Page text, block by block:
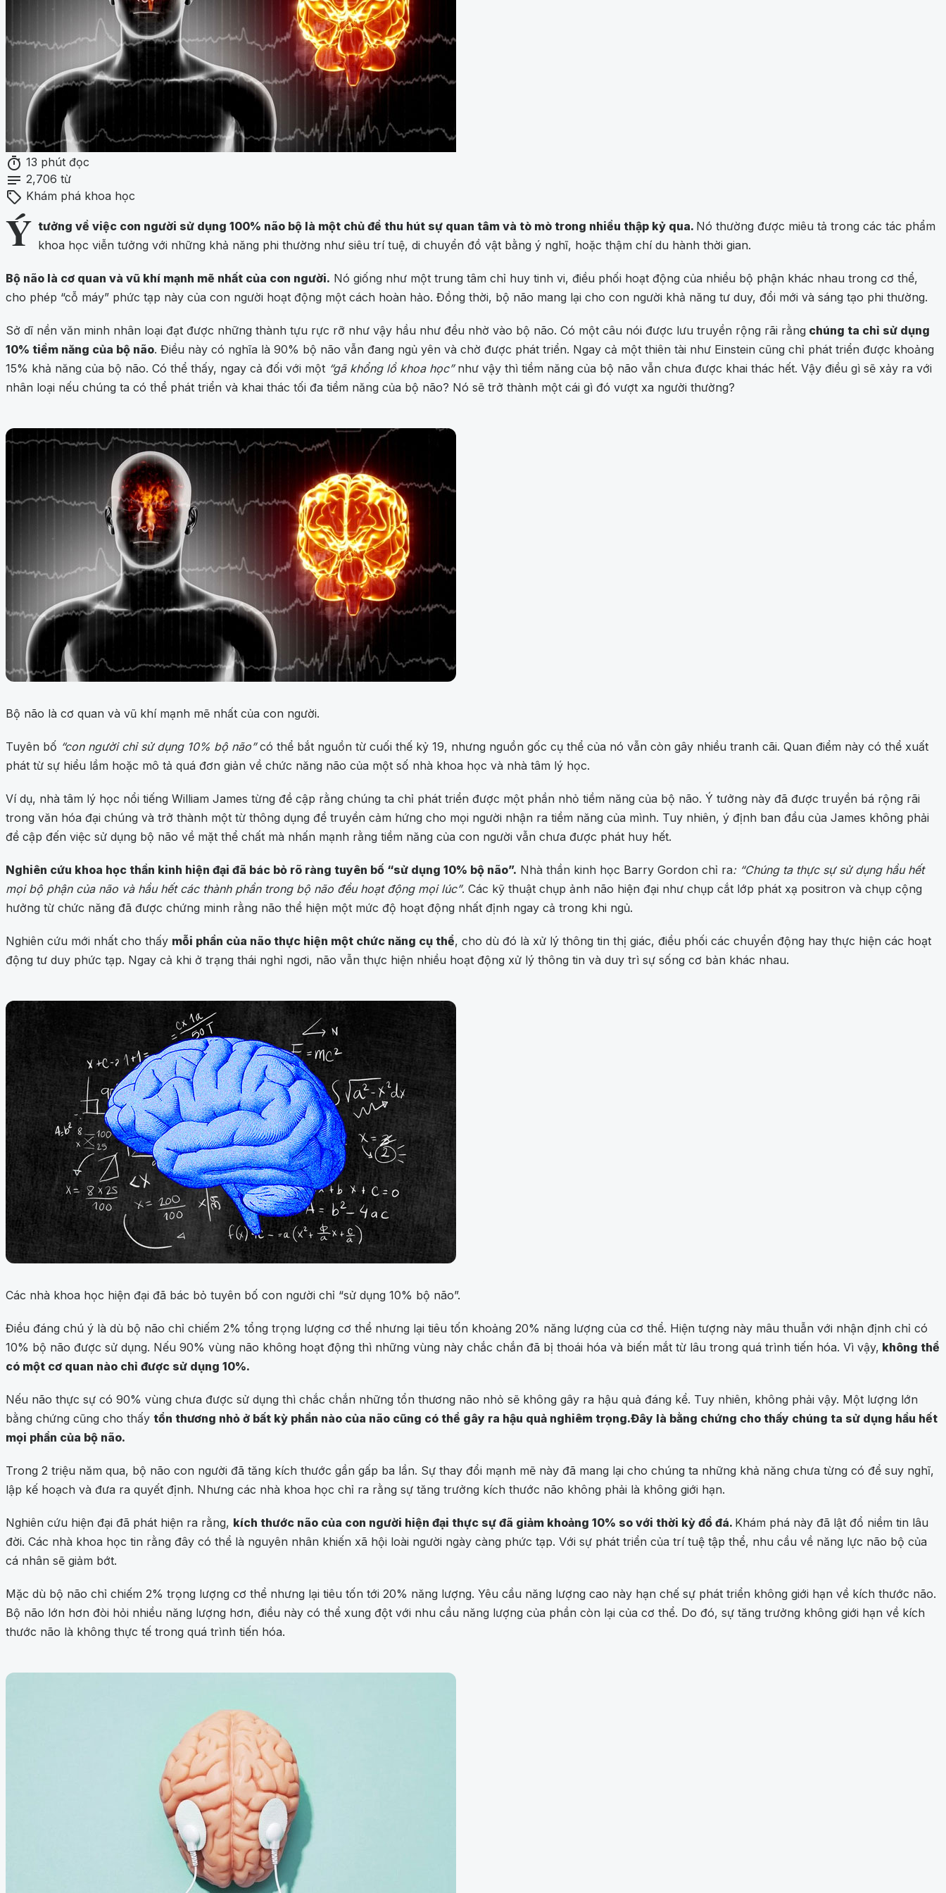
timer 13 phút đọc
notes 2,706 từ
sell Khám phá khoa học
Ý tưởng về việc con người sử dụng 100% não bộ là một chủ đề thu hút sự quan tâm và tò mò trong nhiều thập kỷ qua. Nó thường được miêu tả trong các tác phẩm
khoa học viễn tưởng với những khả năng phi thường như siêu trí tuệ, di chuyển đồ vật bằng ý nghĩ, hoặc thậm chí du hành thời gian.
Bộ não là cơ quan và vũ khí mạnh mẽ nhất của con người. Nó giống như một trung tâm chỉ huy tinh vi, điều phối hoạt động của nhiều bộ phận khác nhau trong cơ thể,
cho phép “cỗ máy” phức tạp này của con người hoạt động một cách hoàn hảo. Đồng thời, bộ não mang lại cho con người khả năng tư duy, đổi mới và sáng tạo phi thường.
Sở dĩ nền văn minh nhân loại đạt được những thành tựu rực rỡ như vậy hầu như đều nhờ vào bộ não. Có một câu nói được lưu truyền rộng rãi rằng chúng ta chỉ sử dụng
10% tiềm năng của bộ não. Điều này có nghĩa là 90% bộ não vẫn đang ngủ yên và chờ được phát triển. Ngay cả một thiên tài như Einstein cũng chỉ phát triển được khoảng
15% khả năng của bộ não. Có thể thấy, ngay cả đối với một “gã khổng lồ khoa học” như vậy thì tiềm năng của bộ não vẫn chưa được khai thác hết. Vậy điều gì sẽ xảy ra với
nhân loại nếu chúng ta có thể phát triển và khai thác tối đa tiềm năng của bộ não? Nó sẽ trở thành một cái gì đó vượt xa người thường?
Bộ não là cơ quan và vũ khí mạnh mẽ nhất của con người.
Tuyên bố “con người chỉ sử dụng 10% bộ não”có thể bắt nguồn từ cuối thế kỷ 19, nhưng nguồn gốc cụ thể của nó vẫn còn gây nhiều tranh cãi. Quan điểm này có thể xuất
phát từ sự hiểu lầm hoặc mô tả quá đơn giản về chức năng não của một số nhà khoa học và nhà tâm lý học.
Ví dụ, nhà tâm lý học nổi tiếng William James từng đề cập rằng chúng ta chỉ phát triển được một phần nhỏ tiềm năng của bộ não. Ý tưởng này đã được truyền bá rộng rãi
trong văn hóa đại chúng và trở thành một từ thông dụng để truyền cảm hứng cho mọi người nhận ra tiềm năng của mình. Tuy nhiên, ý định ban đầu của James không phải
đề cập đến việc sử dụng bộ não về mặt thể chất mà nhấn mạnh rằng tiềm năng của con người vẫn chưa được phát huy hết.
Nghiên cứu khoa học thần kinh hiện đại đã bác bỏ rõ ràng tuyên bố “sử dụng 10% bộ não”. Nhà thần kinh học Barry Gordon chỉ ra: “Chúng ta thực sự sử dụng hầu hết
mọi bộ phận của não và hầu hết các thành phần trong bộ não đều hoạt động mọi lúc”. Các kỹ thuật chụp ảnh não hiện đại như chụp cắt lớp phát xạ positron và chụp cộng
hưởng từ chức năng đã được chứng minh rằng não thể hiện một mức độ hoạt động nhất định ngay cả trong khi ngủ.
Nghiên cứu mới nhất cho thấy mỗi phần của não thực hiện một chức năng cụ thể, cho dù đó là xử lý thông tin thị giác, điều phối các chuyển động hay thực hiện các hoạt
động tư duy phức tạp. Ngay cả khi ở trạng thái nghỉ ngơi, não vẫn thực hiện nhiều hoạt động xử lý thông tin và duy trì sự sống cơ bản khác nhau.
Các nhà khoa học hiện đại đã bác bỏ tuyên bố con người chỉ “sử dụng 10% bộ não”.
Điều đáng chú ý là dù bộ não chỉ chiếm 2% tổng trọng lượng cơ thể nhưng lại tiêu tốn khoảng 20% năng lượng của cơ thể. Hiện tượng này mâu thuẫn với nhận định chỉ có
10% bộ não được sử dụng. Nếu 90% vùng não không hoạt động thì những vùng này chắc chắn đã bị thoái hóa và biến mắt từ lâu trong quá trình tiến hóa. Vì vậy, không thể
có một cơ quan nào chỉ được sử dụng 10%.
Nếu não thực sự có 90% vùng chưa được sử dụng thì chắc chắn những tổn thương não nhỏ sẽ không gây ra hậu quả đáng kể. Tuy nhiên, không phải vậy. Một lượng lớn
bằng chứng cũng cho thấy tổn thương nhỏ ở bất kỳ phần nào của não cũng có thể gây ra hậu quả nghiêm trọng.Đây là bằng chứng cho thấy chúng ta sử dụng hầu hết
mọi phần của bộ não.
Trong 2 triệu năm qua, bộ não con người đã tăng kích thước gần gấp ba lần. Sự thay đổi mạnh mẽ này đã mang lại cho chúng ta những khả năng chưa từng có để suy nghĩ,
lập kế hoạch và đưa ra quyết định. Nhưng các nhà khoa học chỉ ra rằng sự tăng trưởng kích thước não không phải là không giới hạn.
Nghiên cứu hiện đại đã phát hiện ra rằng, kích thước não của con người hiện đại thực sự đã giảm khoảng 10% so với thời kỳ đồ đá. Khám phá này đã lật đổ niềm tin lâu
đời. Các nhà khoa học tin rằng đây có thể là nguyên nhân khiến xã hội loài người ngày càng phức tạp. Với sự phát triển của trí tuệ tập thể, nhu cầu về năng lực não bộ của
cá nhân sẽ giảm bớt.
Mặc dù bộ não chỉ chiếm 2% trọng lượng cơ thể nhưng lại tiêu tốn tới 20% năng lượng. Yêu cầu năng lượng cao này hạn chế sự phát triển không giới hạn về kích thước não.
Bộ não lớn hơn đòi hỏi nhiều năng lượng hơn, điều này có thể xung đột với nhu cầu năng lượng của phần còn lại của cơ thể. Do đó, sự tăng trưởng không giới hạn về kích
thước não là không thực tế trong quá trình tiến hóa.